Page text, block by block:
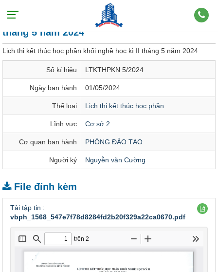
Lịch thi kết thúc học phần khối nghề học kì II
tháng 5 năm 2024
Lịch thi kết thúc học phần khối nghề học kì II tháng 5 năm 2024
Số kí hiệu LTKTHPKN 5/2024
Ngày ban hành 01/05/2024
Thể loại Lịch thi kết thúc học phần
Lĩnh vực Cơ sở 2
Cơ quan ban hành PHÒNG ĐÀO TẠO
Người ký Nguyễn văn Cường
File đính kèm
Tải tập tin :
vbph_1568_547e7f78d8284fd2b20f329a22ca0670.pdf